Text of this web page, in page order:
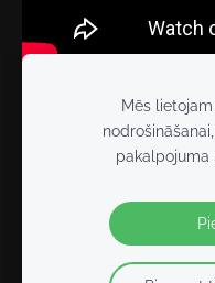
2026 BEIKER FITNESS
Mēs
pakalpojuma